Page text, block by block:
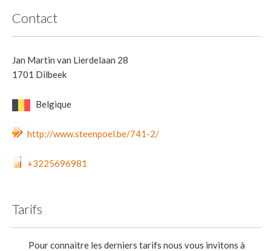
Contact
Jan Martin van Lierdelaan 28
1701 Dilbeek
Belgique
http://www.steenpoel.be/741-2/
+3225696981
Tarifs
Pour connaitre les derniers tarifs nous vous invitons à